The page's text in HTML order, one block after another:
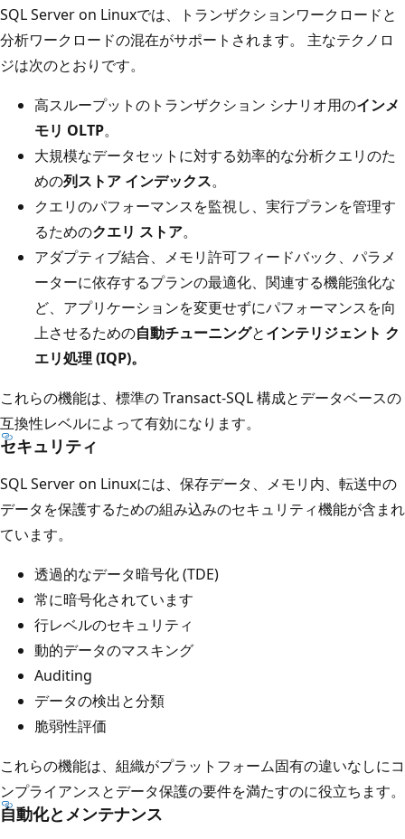
SQL Server on Linuxでは、トランザクションワークロードと
分析ワークロードの混在がサポートされます。 主なテクノロ
ジは次のとおりです。
高スループットのトランザクション シナリオ用のインメ
モリ OLTP。
大規模なデータセットに対する効率的な分析クエリのた
めの列ストア インデックス。
クエリのパフォーマンスを監視し、実行プランを管理す
るためのクエリ ストア。
アダプティブ結合、メモリ許可フィードバック、パラメ
ーターに依存するプランの最適化、関連する機能強化な
ど、アプリケーションを変更せずにパフォーマンスを向
上させるための自動チューニングとインテリジェント ク
エリ処理 (IQP)。
これらの機能は、標準の Transact-SQL 構成とデータベースの
互換性レベルによって有効になります。
セキュリティ
SQL Server on Linuxには、保存データ、メモリ内、転送中の
データを保護するための組み込みのセキュリティ機能が含まれ
ています。
透過的なデータ暗号化 (TDE)
常に暗号化されています
行レベルのセキュリティ
動的データのマスキング
Auditing
データの検出と分類
脆弱性評価
これらの機能は、組織がプラットフォーム固有の違いなしにコ
ンプライアンスとデータ保護の要件を満たすのに役立ちます。
自動化とメンテナンス